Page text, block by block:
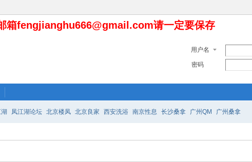
箱fengjianghu666@gmail.com请一定要保存
用户名
密码
凤江湖论坛 北京楼凤 北京良家 西安洗浴 南京性息 长沙桑拿 广州QM 广州桑拿